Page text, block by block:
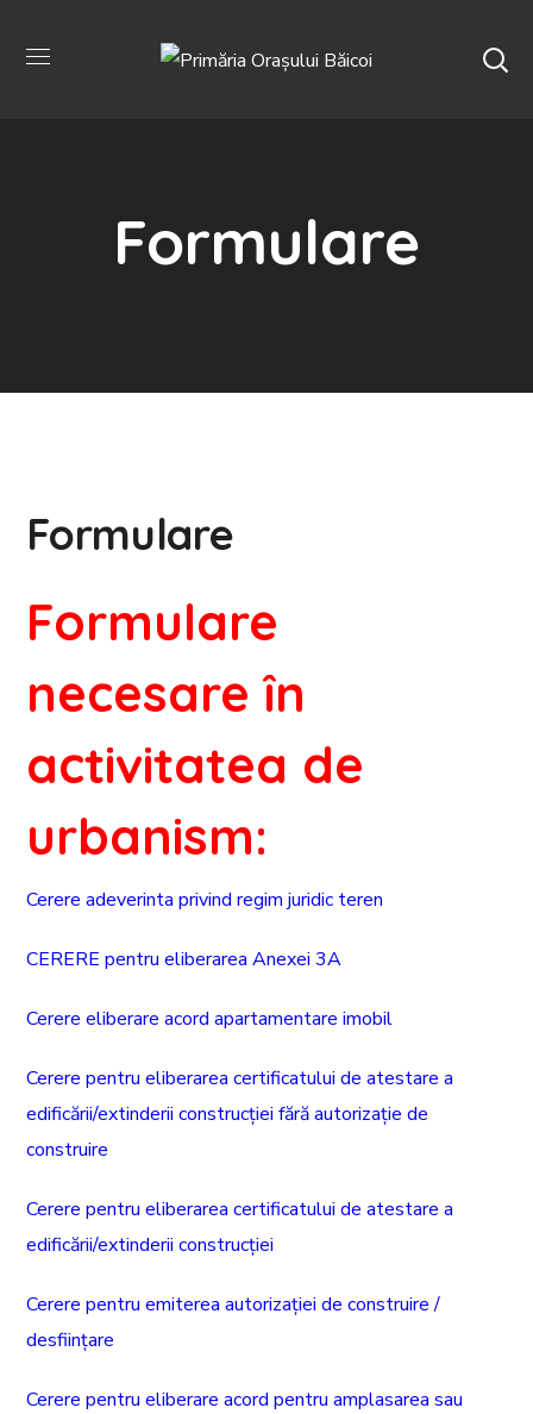
Formulare
Formulare
Formulare
necesare în
activitatea de
urbanism:
Cerere adeverinta privind regim juridic teren
CERERE pentru eliberarea Anexei 3A
Cerere eliberare acord apartamentare imobil
Cerere pentru eliberarea certificatului de atestare a
edificării/extinderii construcției fără autorizație de
construire
Cerere pentru eliberarea certificatului de atestare a
edificării/extinderii construcției
Cerere pentru emiterea autorizației de construire /
desființare
Cerere pentru eliberare acord pentru amplasarea sau